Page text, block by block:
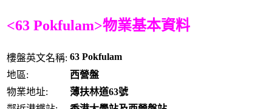
<63 Pokfulam>物業基本資料
樓盤英文名稱: 63 Pokfulam
地區:
西營盤
物業地址:
薄扶林道63號